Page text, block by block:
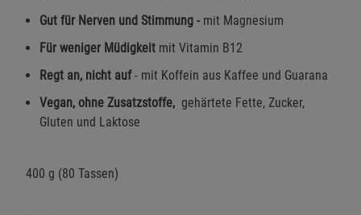
Gut für Nerven und Stimmung - mit Magnesium
Für weniger Müdigkeit mit Vitamin B12
Regt an, nicht auf- mit Koffein aus Kaffee und Guarana
Vegan, ohne Zusatzstoffe, gehärtete Fette, Zucker,
Gluten und Laktose
400 g (80 Tassen)